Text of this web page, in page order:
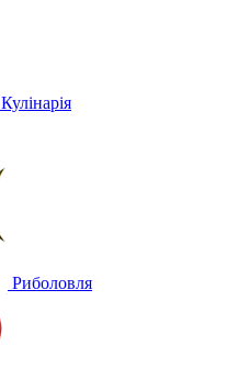
Кулінарія
Риболовля